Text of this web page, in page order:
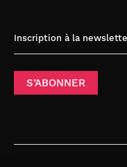
Inscription à la
S’ABONNER